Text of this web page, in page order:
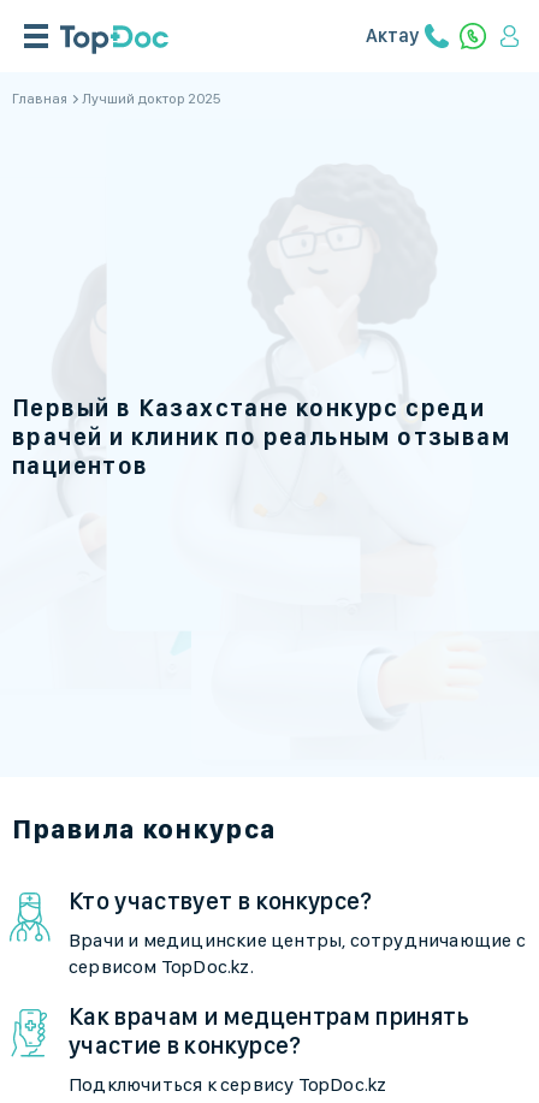
Актау
Главная Лучший доктор 2025
Первый в Казахстане конкурс среди
врачей и клиник по реальным отзывам
пациентов
Правила конкурса
Кто участвует в конкурсе?
Врачи и медицинские центры, сотрудничающие с
сервисом TopDoc.kz.
Как врачам и медцентрам принять
участие в конкурсе?
Подключиться к сервису TopDoc.kz